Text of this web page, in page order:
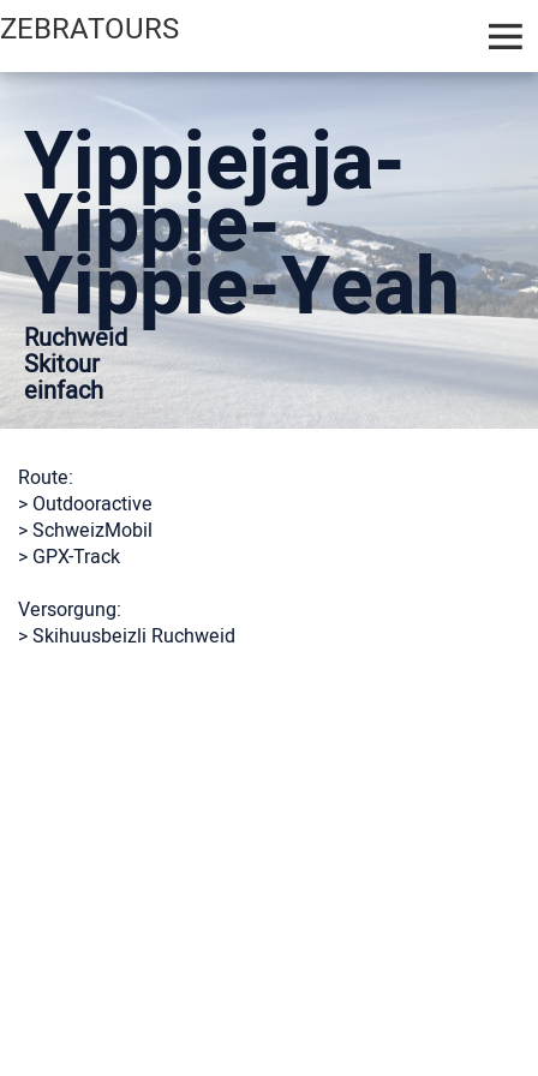
ZEBRATOURS
Yippiejaja-
Yippie-
Yippie-Yeah
Ruchweid
Skitour
einfach
Route:
> Outdooractive
> SchweizMobil
> GPX-Track
Versorgung:
> Skihuusbeizli Ruchweid